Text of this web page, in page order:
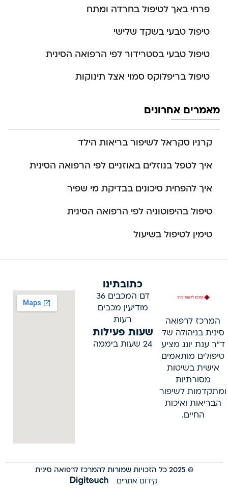
פרחי באך לטיפול בחרדה ומתח
טיפול טבעי בשקד שלישי
טיפול טבעי בסטרידור לפי הרפואה הסינית
טיפול בריפלוקס סמוי אצל תינוקות
מאמרים אחרונים
קרניו סקראל לשיפור בריאות הילד
איך לטפל בנוזלים באוזניים לפי הרפואה הסינית
איך להפחית סיכונים בבדיקת מי שפיר
טיפול בהיפוטוניה לפי הרפואה הסינית
טימין לטיפול בשיעול
המרכז לרפואה
סינית בניהולה של
ד"ר ענת יונג מציע
טיפולים מותאמים
אישית בשיטות
מסורתיות
ומתקדמות לשיפור
הבריאות ואיכות
החיים.
כתובתינו
דם המכבים 36
מודיעין מכבים
רעות
שעות פעילות
24 שעות ביממה
© 2025 כל הזכויות שמורות להמרכז לרפואה סינית
קידום אתרים